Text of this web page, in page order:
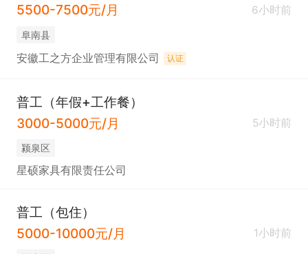
5500-7500元/月
6小时前
阜南县
安徽工之方企业管理有限公司 认证
普工（年假+工作餐）
3000-5000元/月
5小时前
颍泉区
星硕家具有限责任公司
普工（包住）
5000-10000元/月
1小时前